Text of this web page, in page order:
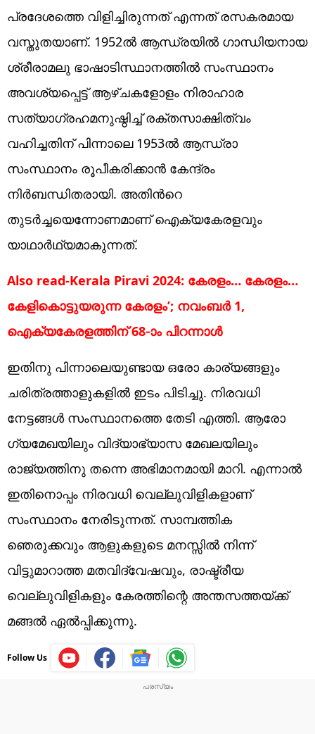
പ്രദേശത്തെ വിളിച്ചിരുന്നത് എന്നത് രസകരമായ
വസ്തുതയാണ്. 1952ല്‍ ആന്ധ്രയില്‍ ഗാന്ധിയനായ
ശ്രീരാമലു ഭാഷാടിസ്ഥാനത്തിൽ സംസ്ഥാനം
അവശ്യപ്പെട്ട് ആഴ്ചകളോളം നിരാഹാര
സത്യാഗ്രഹമനുഷ്ഠിച്ച് രക്തസാക്ഷിത്വം
വഹിച്ചതിന് പിന്നാലെ 1953ൽ ആന്ധ്രാ
സംസ്ഥാനം രൂപീകരിക്കാന്‍ കേന്ദ്രം
നിര്‍ബന്ധിതരായി. അതിന്‍റെ
തുടര്‍ച്ചയെന്നോണമാണ് ഐക്യകേരളവും
യാഥാർഥ്യമാകുന്നത്.
Also read-Kerala Piravi 2024: കേരളം… കേരളം…
കേളികൊട്ടുയരുന്ന കേരളം’; നവംബർ 1,
ഐക്യകേരളത്തിന് 68-ാം പിറന്നാൾ
ഇതിനു പിന്നാലെയുണ്ടായ ഒരോ കാര്യങ്ങളും
ചരിത്രത്താളുകളിൽ ഇടം പിടിച്ചു. നിരവധി
നേട്ടങ്ങൾ സംസ്ഥാനത്തെ തേടി എത്തി. ആ​രോ​
ഗ്യമേഖയിലും വിദ്യാഭ്യാസ മേഖലയിലും
രാജ്യത്തിനു തന്നെ അഭിമാനമായി മാറി. എന്നാൽ
ഇതിനൊപ്പം നിരവധി വെല്ലുവിളികളാണ്
സംസ്ഥാനം നേരിടുന്നത്. സാമ്പത്തിക
ഞെരുക്കവും ആളുകളുടെ മനസ്സിൽ നിന്ന്
വിട്ടുമാറാത്ത മതവിദ്വേഷവും, രാഷ്ട്രീയ
വെല്ലുവിളികളും കേരത്തിന്റെ അന്തസത്തയ്ക്ക്
മങ്ങൽ ഏൽപ്പിക്കുന്നു.
Follow Us